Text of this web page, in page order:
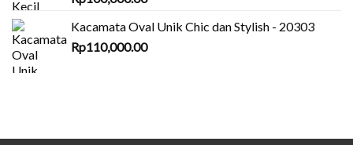
Kacamata Oval Unik Chic dan Stylish - 20303
Rp110,000.00